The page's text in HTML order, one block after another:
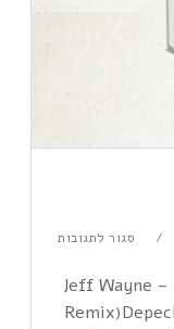
סגור לתגובות
1 Jeff Wayne